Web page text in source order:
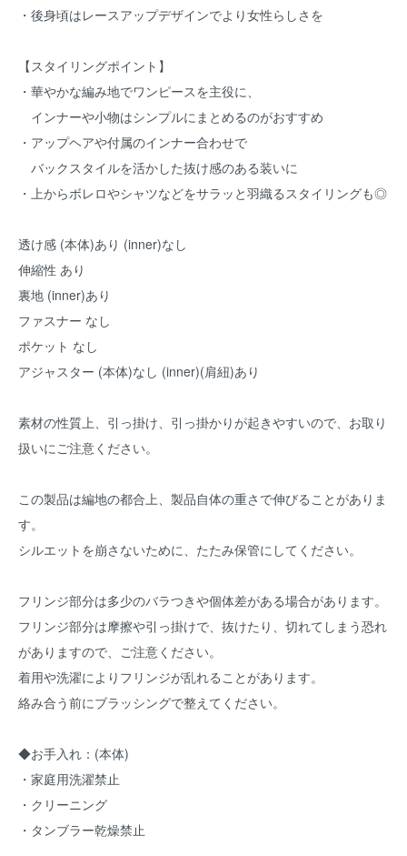
・後身頃はレースアップデザインでより女性らしさを
【スタイリングポイント】
・華やかな編み地でワンピースを主役に、
インナーや小物はシンプルにまとめるのがおすすめ
・アップヘアや付属のインナー合わせで
バックスタイルを活かした抜け感のある装いに
・上からボレロやシャツなどをサラッと羽織るスタイリングも◎
透け感 (本体)あり (inner)なし
伸縮性 あり
裏地 (inner)あり
ファスナー なし
ポケット なし
アジャスター (本体)なし (inner)(肩紐)あり
素材の性質上、引っ掛け、引っ掛かりが起きやすいので、お取り
扱いにご注意ください。
この製品は編地の都合上、製品自体の重さで伸びることがありま
す。
シルエットを崩さないために、たたみ保管にしてください。
フリンジ部分は多少のバラつきや個体差がある場合があります。
フリンジ部分は摩擦や引っ掛けで、抜けたり、切れてしまう恐れ
がありますので、ご注意ください。
着用や洗濯によりフリンジが乱れることがあります。
絡み合う前にブラッシングで整えてください。
◆お手入れ：(本体)
・家庭用洗濯禁止
・クリーニング
・タンブラー乾燥禁止